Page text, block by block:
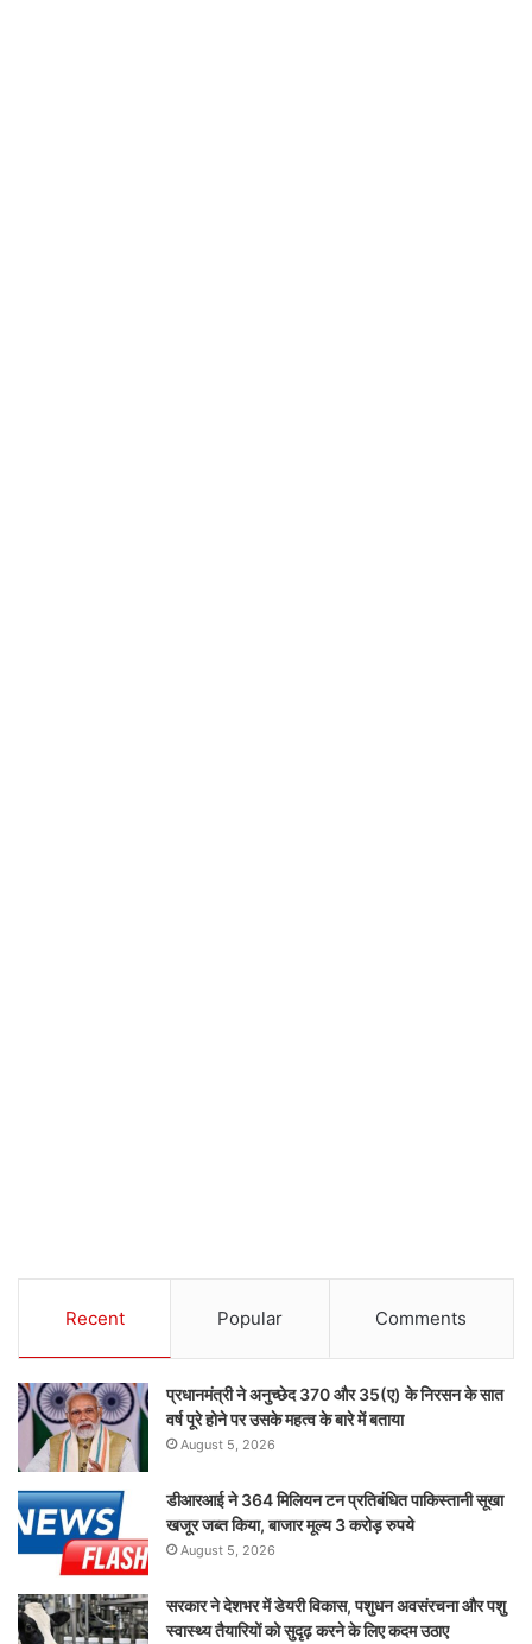
Recent Popular Comments
प्रधानमंत्री ने अनुच्छेद 370 और 35(ए) के निरसन के सात
वर्ष पूरे होने पर उसके महत्व के बारे में बताया
August 5, 2026
डीआरआई ने 364 मिलियन टन प्रतिबंधित पाकिस्तानी सूखा
खजूर जब्त किया, बाजार मूल्य 3 करोड़ रुपये
August 5, 2026
सरकार ने देशभर में डेयरी विकास, पशुधन अवसंरचना और पशु
स्वास्थ्य तैयारियों को सुदृढ़ करने के लिए कदम उठाए